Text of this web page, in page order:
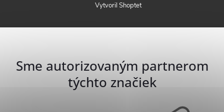
Vytvoril Shoptet
Sme autorizovaným partnerom
týchto značiek